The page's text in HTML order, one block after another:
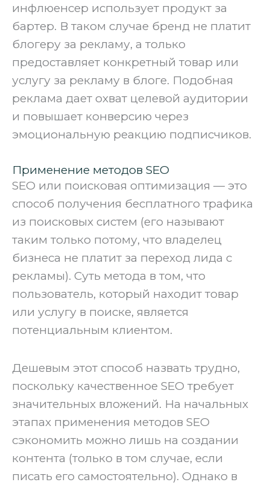
инфлюенсер использует продукт за
бартер. В таком случае бренд не платит
блогеру за рекламу, а только
предоставляет конкретный товар или
услугу за рекламу в блоге. Подобная
реклама дает охват целевой аудитории
и повышает конверсию через
эмоциональную реакцию подписчиков.
Применение методов SEO
SEO или поисковая оптимизация — это
способ получения бесплатного трафика
из поисковых систем (его называют
таким только потому, что владелец
бизнеса не платит за переход лида с
рекламы). Суть метода в том, что
пользователь, который находит товар
или услугу в поиске, является
потенциальным клиентом.
‍Дешевым этот способ назвать трудно,
поскольку качественное SEO требует
значительных вложений. На начальных
этапах применения методов SEO
сэкономить можно лишь на создании
контента (только в том случае, если
писать его самостоятельно). Однако в